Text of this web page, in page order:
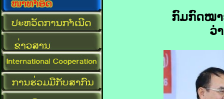
ກົມກົດໝາ
ວ່